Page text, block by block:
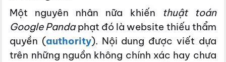
Một nguyên nhân nữa khiến thuật toán
Google Pandaphạt đó là website thiếu thẩm
quyền (authority). Nội dung được viết dựa
trên những nguồn không chính xác hay chưa